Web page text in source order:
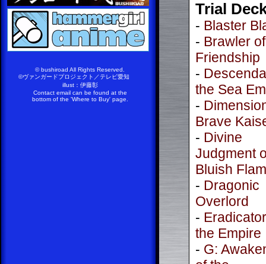
© bushiroad All Rights Reserved.
©ヴァンガードプロジェクト／テレビ愛知
illust：伊藤彰
Contact email can be found at the
bottom of the 'Where to Buy' page.
Trial
- Blaster
- Brawler of
Friendship
-
the Sea
-
Brave
- Divine
Judgment
Bluish
- Dragonic
Overlord
-
the Empire
- G: